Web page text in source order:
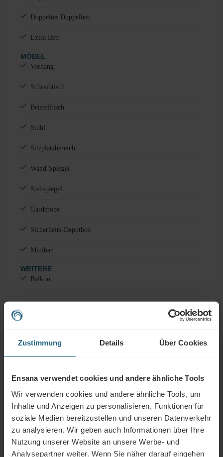
Zustimmung Details Über Cookies
Ensana verwendet cookies und andere ähnliche Tools
Wir verwenden cookies und andere ähnliche Tools, um
Inhalte und Anzeigen zu personalisieren, Funktionen für
soziale Medien bereitzustellen und unseren Datenverkehr
zu analysieren. Wir geben auch Informationen über Ihre
Nutzung unserer Website an unsere Werbe- und
Analysepartner weiter. Wenn Sie näher darauf eingehen
Doppeltes Doppelbett
Extra Bett
MÖBEL
Vorhang
Schreibtisch
Beistelltisch
Stuhl
Sitzplatzbereich
Wand-Spiegel
Stehspiegel
Garderobe
Sicherheits-Depotbox
Minibar
WEITERE
Balkon
Dusche oder Badewanne
Ein Waschbecken
Kosmetikspiegel
Kostenfreie Toilettenartikel